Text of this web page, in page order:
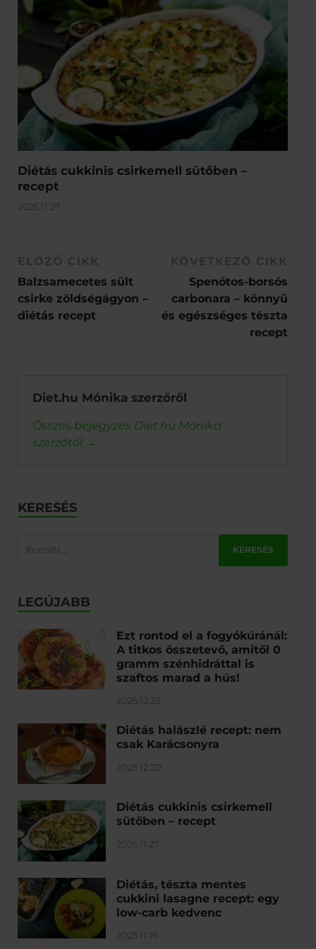
Diétás cukkinis csirkemell sütőben –
recept
2025.11.27
Balzsamecetes sült
csirke zöldségágyon –
diétás recept
Spenótos-borsós
carbonara – könnyű
és egészséges tészta
recept
Diet.hu Mónika szerzőről
Összes bejegyzés Diet.hu Mónika
szerzőtől →
KERESÉS
LEGÚJABB
Ezt rontod el a fogyókúránál:
A titkos összetevő, amitől 0
gramm szénhidráttal is
szaftos marad a hús!
2025.12.23
Diétás halászlé recept: nem
csak Karácsonyra
2025.12.20
Diétás cukkinis csirkemell
sütőben – recept
2025.11.27
Diétás, tészta mentes
cukkini lasagne recept: egy
low-carb kedvenc
2025.11.16